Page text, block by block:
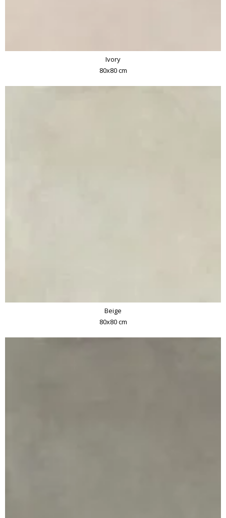
Ivory
80x80 cm
Beige
80x80 cm